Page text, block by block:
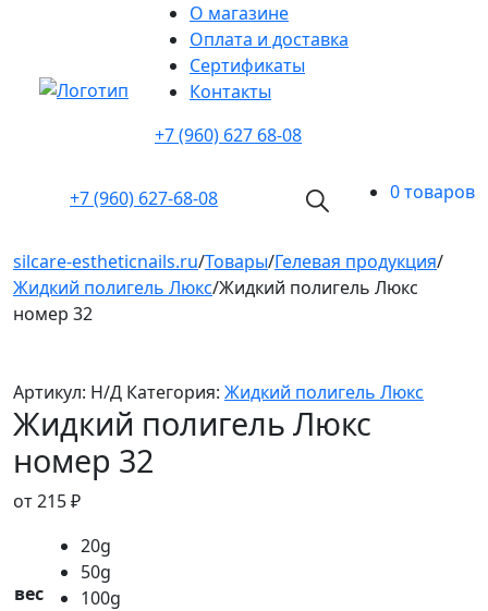
О магазине
Оплата и доставка
Cертификаты
Контакты
+7 (960) 627 68-08
+7 (960) 627-68-08 0 товаров
silcare-estheticnails.ru/Товары/Гелевая продукция/
Жидкий полигель Люкс/Жидкий полигель Люкс
номер 32
Артикул: Н/Д Категория: Жидкий полигель Люкс
Жидкий полигель Люкс
номер 32
от215₽
вес
20g
50g
100g